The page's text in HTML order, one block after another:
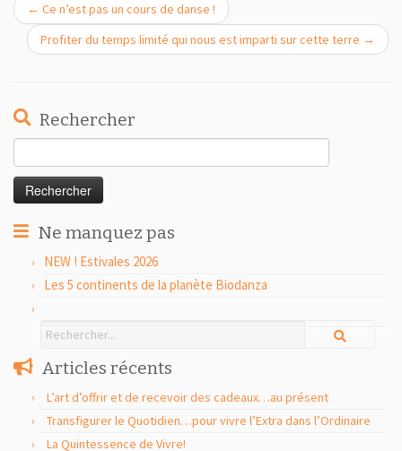
← Ce n’est pas un cours de danse !
Profiter du temps limité qui nous est imparti sur cette terre →
Rechercher
Ne manquez pas
NEW ! Estivales 2026
Les 5 continents de la planète Biodanza
Articles récents
L’art d’offrir et de recevoir des cadeaux…au présent
Transfigurer le Quotidien…pour vivre l’Extra dans l’Ordinaire
La Quintessence de Vivre!